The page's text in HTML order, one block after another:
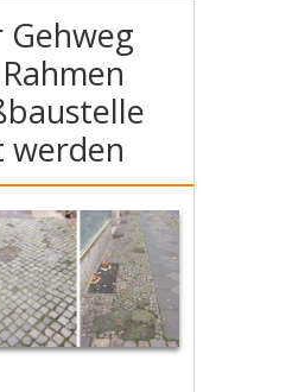
werden